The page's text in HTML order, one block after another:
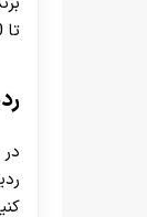
تا 40 خواهد بود.